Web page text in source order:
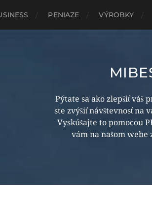
PENIAZE VÝROBKY
Pýtate sa ako zlepšiť váš
ste zvýšiť návštevnosť na
Vyskúšajte to pomocou
vám na našom webe